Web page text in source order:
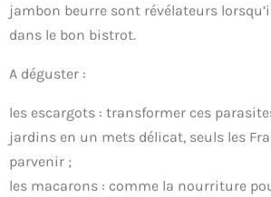
jambon beurre sont révélateurs
dans le bon bistrot.
A déguster :
les escargots : transformer ces
jardins en un mets délicat, seuls les
parvenir ;
les macarons : comme la nourriture